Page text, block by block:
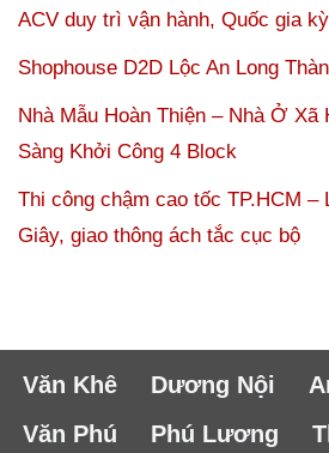
ACV duy trì vận hành, Quốc gia
Shophouse D2D Lộc An Long
Nhà Mẫu Hoàn Thiện – Nhà Ở Xã
Sàng Khởi Công 4 Block
Thi công chậm cao tốc TP.HCM –
Giây, giao thông ách tắc cục bộ
Văn Khê Dương Nội
Văn Phú
Phú Lương